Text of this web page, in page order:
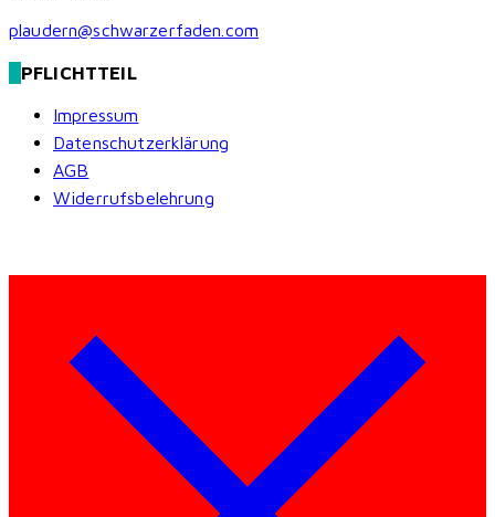
plaudern@schwarzerfaden.com
PFLICHTTEIL
Impressum
Datenschutzerklärung
AGB
Widerrufsbelehrung